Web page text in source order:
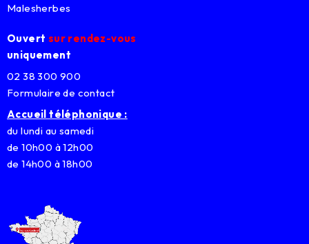
Malesherbes
Ouvert sur rendez-vous
uniquement
02 38 300 900
Formulaire de contact
Accueil téléphonique :
du lundi au samedi
de 10h00 à 12h00
de 14h00 à 18h00